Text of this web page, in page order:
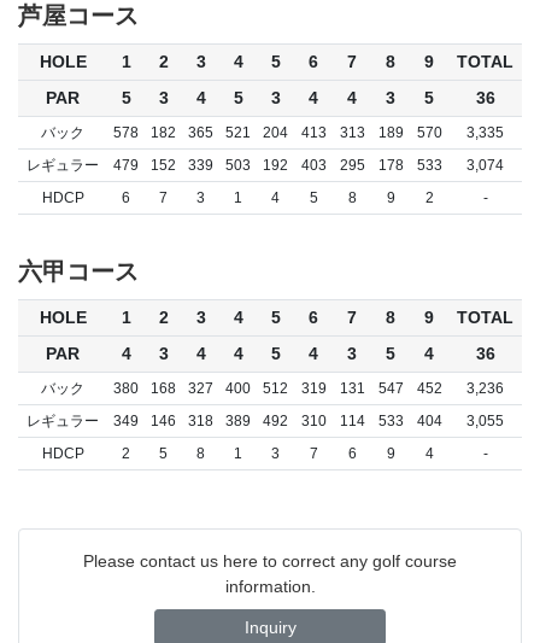
芦屋コース
HOLE 1 2 3 4 5 6 7 8 9
TOTAL
PAR
5 3 4 5 3 4 4 3 5 36
バック 578 182 365 521 204 413 313 189 570
3,335
レギュラー
479 152 339 503 192 403 295 178 533
3,074
HDCP
6 7 3 1 4 5 8 9 2 -
六甲コース
HOLE 1 2 3 4 5 6 7 8 9
TOTAL
PAR
4 3 4 4 5 4 3 5 4 36
バック 380 168 327 400 512 319 131 547 452
3,236
レギュラー
349 146 318 389 492 310 114 533 404
3,055
HDCP
2 5 8 1 3 7 6 9 4 -
Please contact us here to correct any golf course
information.
Inquiry